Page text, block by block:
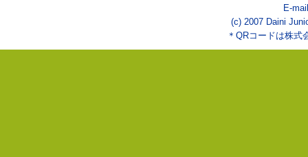
E-
(c) 2007 Daini
＊QRコードは株式